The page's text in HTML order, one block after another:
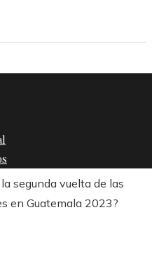
segunda vuelta de las
en Guatemala 2023?